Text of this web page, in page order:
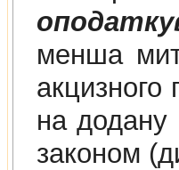
менша
акцизного
на додану
законом